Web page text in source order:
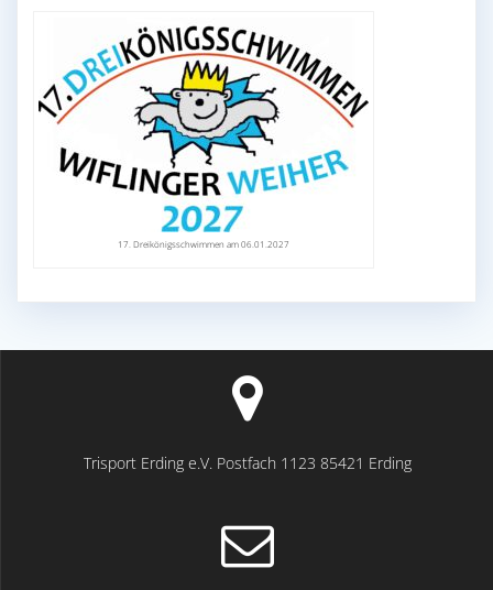
17. Dreikönigsschwimmen am 06.01.2027
Trisport Erding e.V. Postfach 1123 85421 Erding